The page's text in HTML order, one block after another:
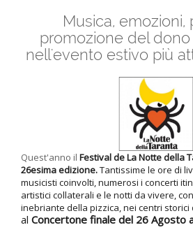
Musica, emozioni,
promozione del
nell'evento estivo più
Quest'anno il Festival de La Notte della
26esima edizione.Tantissime le ore di
musicisti coinvolti,numerosi i concerti
artistici collaterali e le notti da vivere,
inebriante della pizzica,nei centri storici
al Concertone finale del 26 Agosto